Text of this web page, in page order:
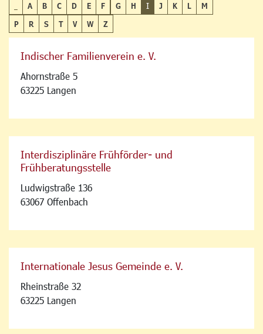
A B C D E F G H I J K L
M
P
R S T V W Z
Indischer Familienverein e. V.
Ahornstraße 5
63225 Langen
Interdisziplinäre Frühförder- und
Frühberatungsstelle
Ludwigstraße 136
63067 Offenbach
Internationale Jesus Gemeinde e. V.
Rheinstraße 32
63225 Langen